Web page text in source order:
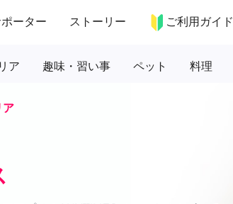
ーター ストーリー ご利用ガイド
ア 趣味・習い事 ペット 料理
ア